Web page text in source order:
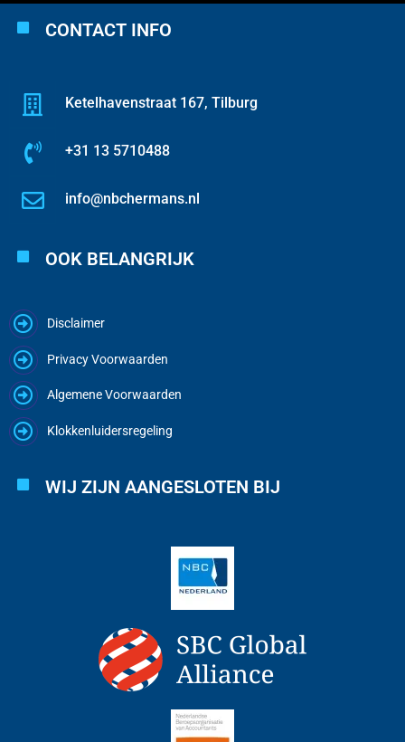
CONTACT INFO
Ketelhavenstraat 167, Tilburg
+31 13 5710488
info@nbchermans.nl
OOK BELANGRIJK
Disclaimer
Privacy Voorwaarden
Algemene Voorwaarden
Klokkenluidersregeling
WIJ ZIJN AANGESLOTEN BIJ